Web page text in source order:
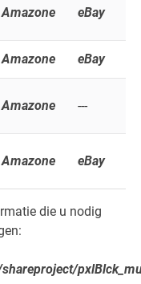
Amazone eBay
Amazone eBay
Amazone ---
Amazone eBay
die u nodig